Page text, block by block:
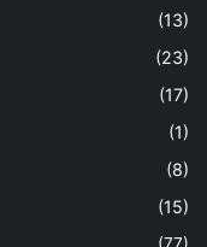
(13)
(23)
(17)
(1)
(8)
(15)
(77)